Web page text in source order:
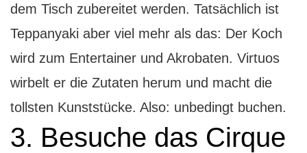
dem Tisch zubereitet werden. Tatsächlich ist
Teppanyaki aber viel mehr als das: Der Koch
wird zum Entertainer und Akrobaten. Virtuos
wirbelt er die Zutaten herum und macht die
tollsten Kunststücke. Also: unbedingt buchen.
3. Besuche das Cirque